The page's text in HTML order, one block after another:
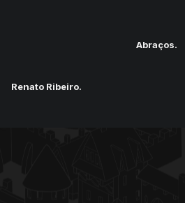
Abraços.
Renato Ribeiro.